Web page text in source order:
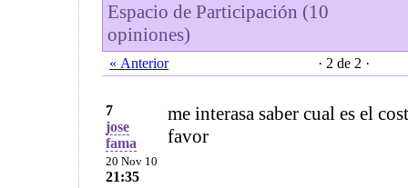
Espacio de Participación (10
opiniones)
« Anterior · 2 de 2 ·
7
jose
fama
20 Nov 10
21:35
me interasa saber cual es el
favor